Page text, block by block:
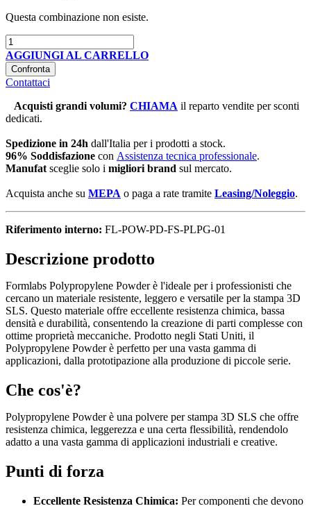
Questa combinazione non esiste.
AGGIUNGI AL CARRELLO
Confronta
Contattaci
Acquisti grandi volumi? CHIAMA il reparto vendite per sconti
dedicati.
Spedizione in 24h dall'Italia per i prodotti a stock.
96% Soddisfazione con Assistenza tecnica professionale.
Manufat sceglie solo i migliori brand sul mercato.
Acquista anche su MEPA o paga a rate tramite Leasing/Noleggio.
Riferimento interno: FL-POW-PD-FS-PLPG-01
Descrizione prodotto
Formlabs Polypropylene Powder è l'ideale per i professionisti che
cercano un materiale resistente, leggero e versatile per la stampa 3D
SLS. Questo materiale offre eccellente resistenza chimica, bassa
densità e durabilità, consentendo la creazione di parti complesse con
ottime proprietà meccaniche. Prodotto negli Stati Uniti, il
Polypropylene Powder è perfetto per una vasta gamma di
applicazioni, dalla prototipazione alla produzione di piccole serie.
Che cos'è?
Polypropylene Powder è una polvere per stampa 3D SLS che offre
resistenza chimica, leggerezza e una certa flessibilità, rendendolo
adatto a una vasta gamma di applicazioni industriali e creative.
Punti di forza
Eccellente Resistenza Chimica: Per componenti che devono